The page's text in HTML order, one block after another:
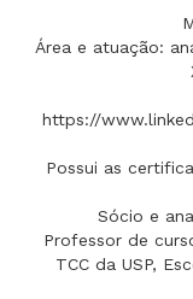
Área e atuação:
https://
Possui as
Sócio e
Professor de
TCC da USP,